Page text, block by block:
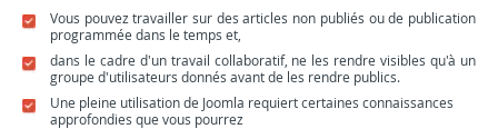
Vous pouvez travailler sur des articles non publiés ou de publication
programmée dans le temps et,
dans le cadre d'un travail collaboratif, ne les rendre visibles qu'à un
groupe d'utilisateurs donnés avant de les rendre publics.
Une pleine utilisation de Joomla requiert certaines connaissances
approfondies que vous pourrez